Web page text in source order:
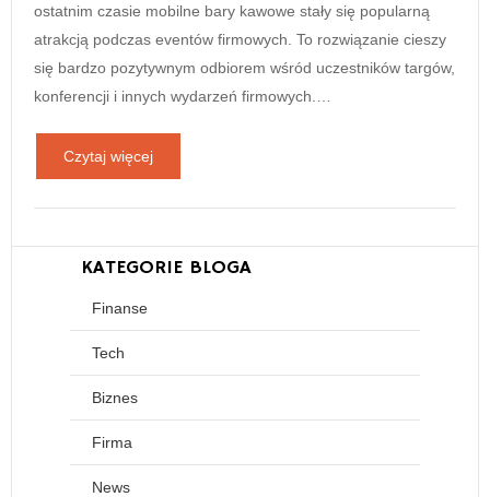
ostatnim czasie mobilne bary kawowe stały się popularną
atrakcją podczas eventów firmowych. To rozwiązanie cieszy
się bardzo pozytywnym odbiorem wśród uczestników targów,
konferencji i innych wydarzeń firmowych.…
Czytaj więcej
KATEGORIE BLOGA
Finanse
Tech
Biznes
Firma
News